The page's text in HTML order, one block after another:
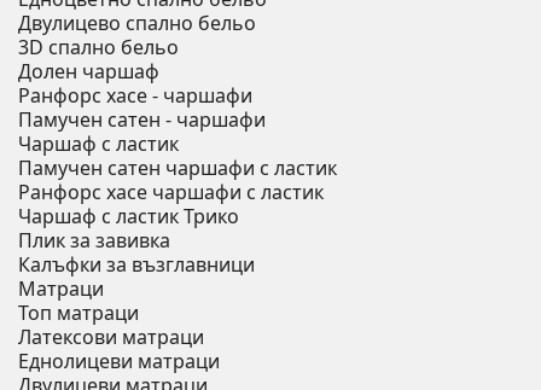
Двулицево спално бельо
3D спално бельо
Долен чаршаф
Ранфорс хасе - чаршафи
Памучен сатен - чаршафи
Чаршаф с ластик
Памучен сатен чаршафи с ластик
Ранфорс хасе чаршафи с ластик
Чаршаф с ластик Трико
Плик за завивкa
Калъфки за възглавници
Матраци
Топ матраци
Латексови матраци
Еднолицеви матраци